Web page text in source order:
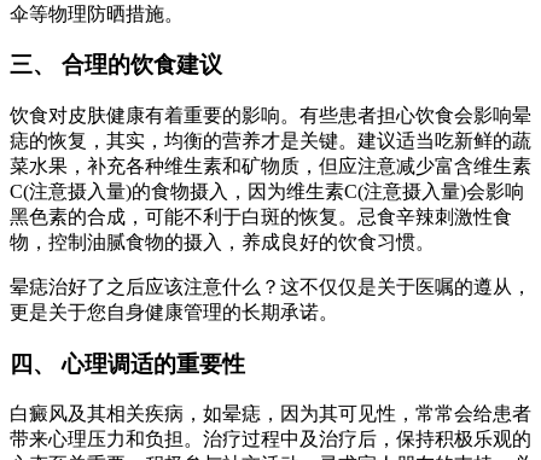
伞等物理防晒措施。
三、 合理的饮食建议
饮食对皮肤健康有着重要的影响。有些患者担心饮食会影响晕
痣的恢复，其实，均衡的营养才是关键。建议适当吃新鲜的蔬
菜水果，补充各种维生素和矿物质，但应注意减少富含维生素
C(注意摄入量)的食物摄入，因为维生素C(注意摄入量)会影响
黑色素的合成，可能不利于白斑的恢复。忌食辛辣刺激性食
物，控制油腻食物的摄入，养成良好的饮食习惯。
晕痣治好了之后应该注意什么？这不仅仅是关于医嘱的遵从，
更是关于您自身健康管理的长期承诺。
四、 心理调适的重要性
白癜风及其相关疾病，如晕痣，因为其可见性，常常会给患者
带来心理压力和负担。治疗过程中及治疗后，保持积极乐观的